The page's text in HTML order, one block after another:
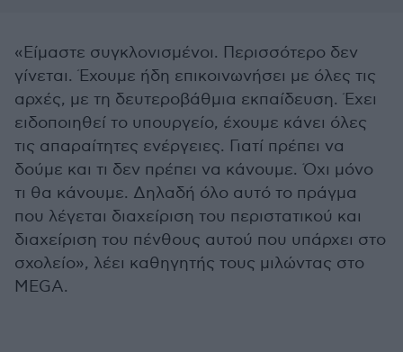
«Είμαστε συγκλονισμένοι. Περισσότερο δεν
γίνεται. Έχουμε ήδη επικοινωνήσει με όλες τις
αρχές, με τη δευτεροβάθμια εκπαίδευση. Έχει
ειδοποιηθεί το υπουργείο, έχουμε κάνει όλες
τις απαραίτητες ενέργειες. Γιατί πρέπει να
δούμε και τι δεν πρέπει να κάνουμε. Όχι μόνο
τι θα κάνουμε. Δηλαδή όλο αυτό το πράγμα
που λέγεται διαχείριση του περιστατικού και
διαχείριση του πένθους αυτού που υπάρχει στο
σχολείο», λέει καθηγητής τους μιλώντας στο
MEGA.